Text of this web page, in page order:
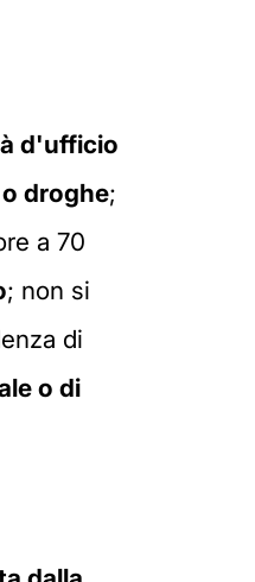
d'ufficio
droghe;
a 70
; non si
di
o di